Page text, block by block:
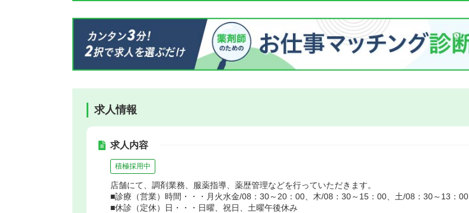
求人情報
求人内容
積極採用中
店舗にて、調剤業務、服薬指導、薬歴管理などを行っていただきます。
■診療（営業）時間・・・月火水金/08：30～20：00、木/08：30～15：00、土/08：30～13：00
■休診（定休）日・・・日曜、祝日、土曜午後休み